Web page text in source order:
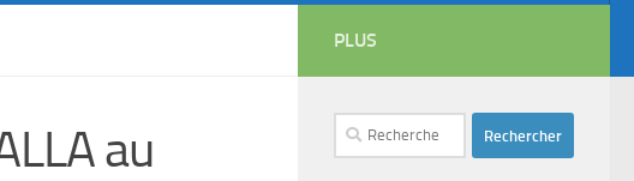
au
PLUS
Rechercher :